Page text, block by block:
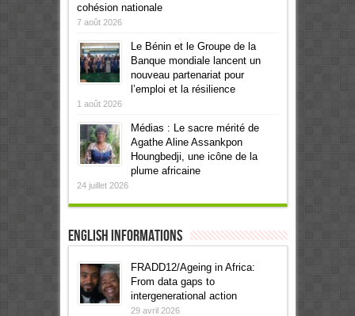
cohésion nationale
7 août 2026
Le Bénin et le Groupe de la
Banque mondiale lancent un
nouveau partenariat pour
l’emploi et la résilience
1 août 2026
Médias : Le sacre mérité de
Agathe Aline Assankpon
Houngbedji, une icône de la
plume africaine
24 juillet 2026
English informations
FRADD12/Ageing in Africa:
From data gaps to
intergenerational action
29 avril 2026